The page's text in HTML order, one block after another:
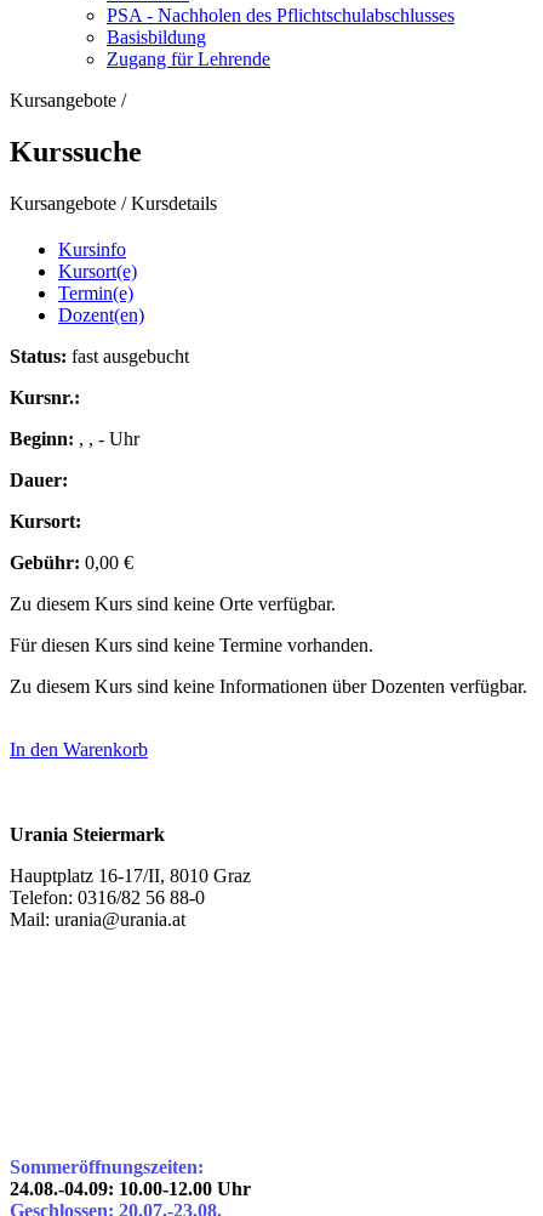
PSA - Nachholen des Pflichtschulabschlusses
Basisbildung
Zugang für Lehrende
Kursangebote /
Kurssuche
Kursangebote /Kursdetails
Kursinfo
Kursort(e)
Termin(e)
Dozent(en)
Status: fast ausgebucht
Kursnr.:
Beginn: , , - Uhr
Dauer:
Kursort:
Gebühr: 0,00 €
Zu diesem Kurs sind keine Orte verfügbar.
Für diesen Kurs sind keine Termine vorhanden.
Zu diesem Kurs sind keine Informationen über Dozenten verfügbar.
In den Warenkorb
Urania Steiermark
Hauptplatz 16-17/II, 8010 Graz
Telefon: 0316/82 56 88-0
Mail: urania@urania.at
Sommeröffnungszeiten:
24.08.-04.09: 10.00-12.00 Uhr
Geschlossen: 20.07.-23.08.